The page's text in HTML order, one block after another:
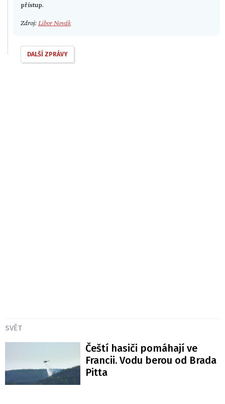
přístup.
Zdroj:Libor Novák
DALŠÍ ZPRÁVY
SVĚT
Čeští hasiči pomáhají ve
Francii. Vodu berou od Brada
Pitta